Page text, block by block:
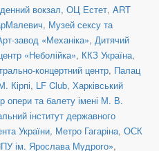
вокзал, ОЦ Естет, ART
, Музей сексу та
завод «Механіка», Дитячий
«Неболійка», ККЗ Україна,
концертний центр, Палац
Кірпі, LF Club, Харківський
опери та балету імені М. В.
інститут державного
України, Метро Гагаріна, ОСК
ім. Ярослава Мудрого»,